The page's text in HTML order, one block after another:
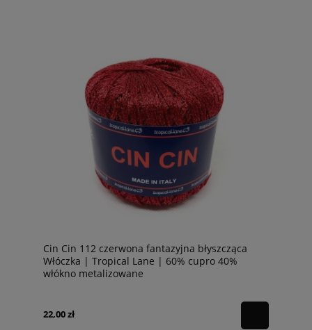
Cin Cin 112 czerwona fantazyjna błyszcząca
Włóczka | Tropical Lane | 60% cupro 40%
włókno metalizowane
22,00 zł